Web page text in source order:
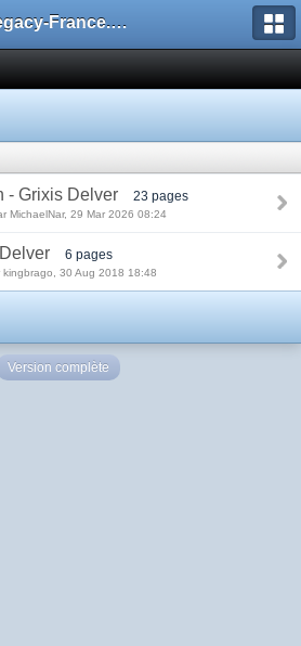
Legacy-France.org - Forum
- Grixis Delver 23 pages
MichaelNar, 29 Mar 2026 08:24
6 pages
30 Aug 2018 18:48
Version complète